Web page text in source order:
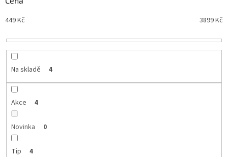
í
r
Abecedně
449Kč 3899Kč
Na skladě 4
Akce 4
Novinka 0
Tip 4